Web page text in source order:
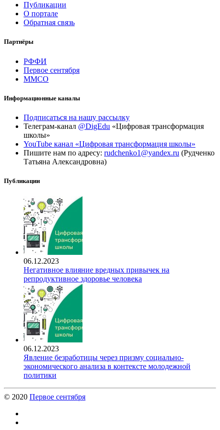
Публикации
О портале
Обратная связь
Партнёры
РФФИ
Первое сентября
ММСО
Информационные каналы
Подписаться на нашу рассылку
Телеграм-канал @DigEdu «Цифровая трансформация
школы»
YouTube канал «Цифровая трансформация школы»
Пишите нам по адресу: rudchenko1@yandex.ru (Рудченко
Татьяна Александровна)
Публикации
06.12.2023
Негативное влияние вредных привычек на
репродуктивное здоровье человека
06.12.2023
Явление безработицы через призму социально-
экономического анализа в контексте молодежной
политики
© 2020 Первое сентября